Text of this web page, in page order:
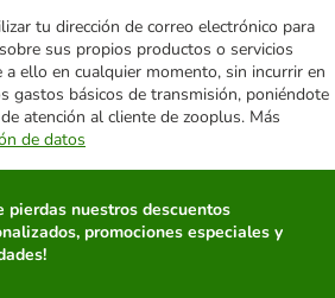
tu dirección de correo electrónico para
sus propios productos o servicios
a ello en cualquier momento, sin incurrir en
gastos básicos de transmisión, poniéndote
atención al cliente de zooplus. Más
de datos
pierdas nuestros descuentos
promociones especiales y